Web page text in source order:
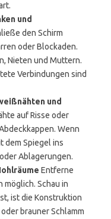
und
den Schirm
oder Blockaden.
Nieten und Muttern.
Verbindungen sind
und
auf Risse oder
Wenn
dem Spiegel ins
Ablagerungen.
Entferne
Schau in
ist die Konstruktion
brauner Schlamm